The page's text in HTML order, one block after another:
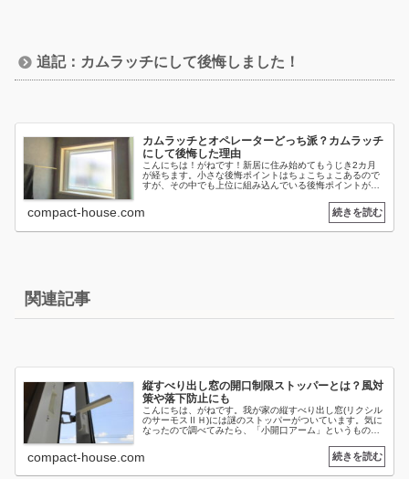
追記：カムラッチにして後悔しました！
カムラッチとオペレーターどっち派？カムラッチ
にして後悔した理由
こんにちは！がねです！新居に住み始めてもうじき2カ月
が経ちます。小さな後悔ポイントはちょこちょこあるので
すが、その中でも上位に組み込んでいる後悔ポイントがあ
compact-house.com
関連記事
縦すべり出し窓の開口制限ストッパーとは？風対
策や落下防止にも
こんにちは、がねです。我が家の縦すべり出し窓(リクシル
のサーモスⅡＨ)には謎のストッパーがついています。気に
なったので調べてみたら、「小開口アーム」というものら
compact-house.com